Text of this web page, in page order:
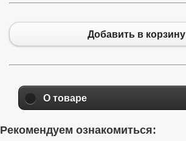
Добавить в корзину
О товаре
Рекомендуем ознакомиться: